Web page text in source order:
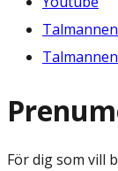
För dig som vill